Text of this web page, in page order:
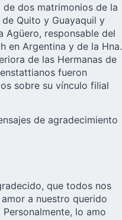
de dos matrimonios de la
Quito y Guayaquil y
Agüero, responsable del
en Argentina y de la Hna.
de las Hermanas de
fueron
sobre su vínculo filial
de agradecimiento
que todos nos
a nuestro querido
lo amo